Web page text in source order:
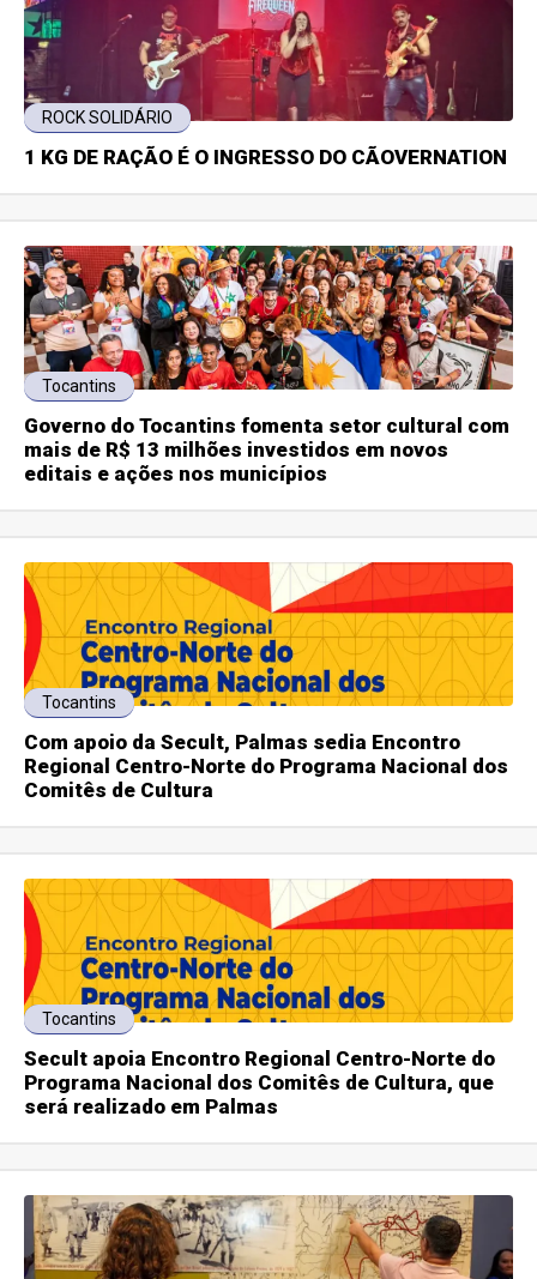
ROCK SOLIDÁRIO
1 KG DE RAÇÃO É O INGRESSO DO CÃOVERNATION
Tocantins
Governo do Tocantins fomenta setor cultural com
mais de R$ 13 milhões investidos em novos
editais e ações nos municípios
Tocantins
Com apoio da Secult, Palmas sedia Encontro
Regional Centro-Norte do Programa Nacional dos
Comitês de Cultura
Tocantins
Secult apoia Encontro Regional Centro-Norte do
Programa Nacional dos Comitês de Cultura, que
será realizado em Palmas